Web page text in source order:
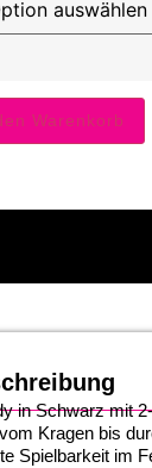
Warenkorb
in Schwarz mit
Kragen bis
Spielbarkeit im